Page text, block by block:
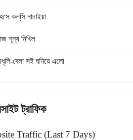
কল্‌সি নাচাইয়া
শূন্য নিখিল
বেলা সই ঘনিয়ে এলো
ট্রাফিক
Traffic (Last 7 Days)